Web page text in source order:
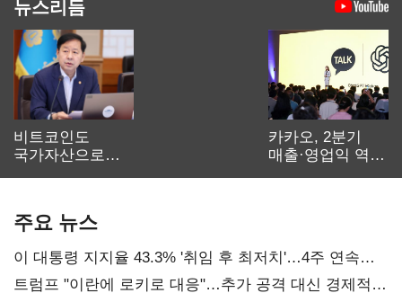
뉴스리듬
비트코인도
국가자산으로…'
카카오, 2분기
매출·영업익 역대
주요 뉴스
이 대통령 지지율 43.3% '취임 후 최저치'…4주 연속
'하락'
트럼프 "이란에 로키로 대응"…추가 공격 대신 경제적